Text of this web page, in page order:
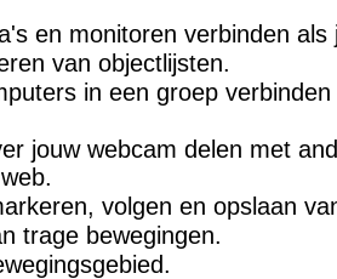
en monitoren verbinden als
van objectlijsten.
in een groep
jouw webcam delen met
volgen en opslaan
trage bewegingen.